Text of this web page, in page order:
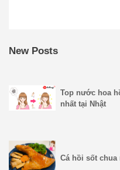
New Posts
Top nước hoa
nhất tại Nhật
Cá hồi sốt chua